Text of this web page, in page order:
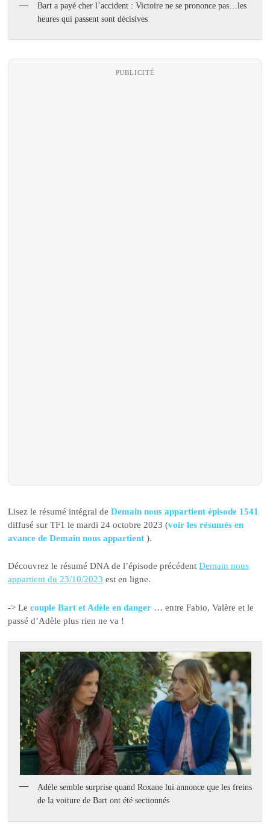
Bart a payé cher l’accident : Victoire ne se prononce pas…les
heures qui passent sont décisives
PUBLICITÉ
Lisez le résumé intégral deDemain nous appartient épisode 1541
diffusé sur TF1 le mardi 24 octobre 2023 (voir les résumés en
avance de Demain nous appartient).
Découvrez le résumé DNA de l’épisode précédentDemain nous
appartient du 23/10/2023 est en ligne.
-> Lecouple Bart et Adèle en danger … entre Fabio, Valère et le
passé d’Adèle plus rien ne va !
Adèle semble surprise quand Roxane lui annonce que les freins
de la voiture de Bart ont été sectionnés